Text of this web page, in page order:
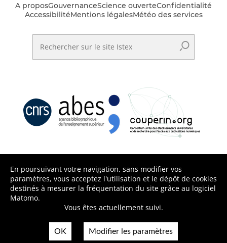
A proposGouvernanceScience ouverteConfidentialité
AccessibilitéMentions légalesMétéo des services
En poursuivant votre navigation, sans modifier vos
paramètres, vous acceptez l'utilisation et le dépôt de cookies
destinés à mesurer la fréquentation du site grâce au logiciel
Matomo.
Vous êtes actuellement suivi.
OK Modifier les paramètres